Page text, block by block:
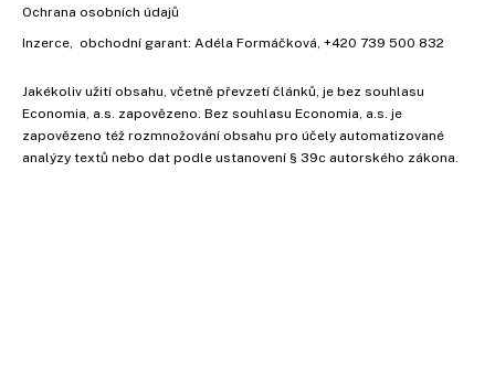
Ochrana osobních údajů
Inzerce, obchodní garant: Adéla Formáčková, +420 739 500 832
Jakékoliv užití obsahu, včetně převzetí článků, je bez souhlasu
Economia, a.s. zapovězeno. Bez souhlasu Economia, a.s. je
zapovězeno též rozmnožování obsahu pro účely automatizované
analýzy textů nebo dat podle ustanovení § 39c autorského zákona.